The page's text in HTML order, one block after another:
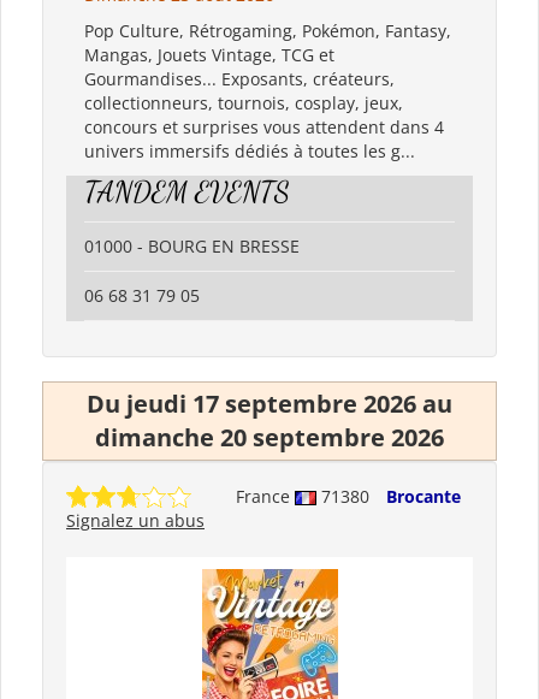
Pop Culture, Rétrogaming, Pokémon, Fantasy,
Mangas, Jouets Vintage, TCG et
Gourmandises... Exposants, créateurs,
collectionneurs, tournois, cosplay, jeux,
concours et surprises vous attendent dans 4
univers immersifs dédiés à toutes les g...
TANDEM EVENTS
01000 - BOURG EN BRESSE
06 68 31 79 05
Du jeudi 17 septembre 2026 au
dimanche 20 septembre 2026
France 71380
Brocante
Signalez un abus